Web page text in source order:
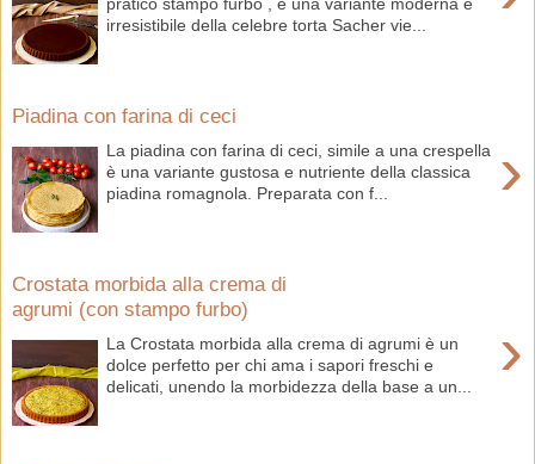
irresistibile della celebre torta Sacher vie...
Piadina con farina di ceci
›
La piadina con farina di ceci, simile a una crespella
è una variante gustosa e nutriente della classica
piadina romagnola. Preparata con f...
Crostata morbida alla crema di
agrumi (con stampo furbo)
›
La Crostata morbida alla crema di agrumi è un
dolce perfetto per chi ama i sapori freschi e
delicati, unendo la morbidezza della base a un...